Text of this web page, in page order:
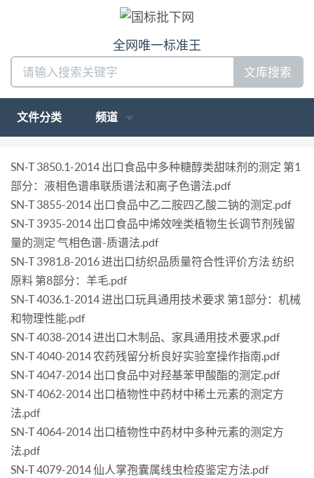
全网唯一标准王
文库搜索
文件分类 频道
SN-T 3850.1-2014 出口食品中多种糖醇类甜味剂的测定 第1
部分：液相色谱串联质谱法和离子色谱法.pdf
SN-T 3855-2014 出口食品中乙二胺四乙酸二钠的测定.pdf
SN-T 3935-2014 出口食品中烯效唑类植物生长调节剂残留
量的测定 气相色谱-质谱法.pdf
SN-T 3981.8-2016 进出口纺织品质量符合性评价方法 纺织
原料 第8部分：羊毛.pdf
SN-T 4036.1-2014 进出口玩具通用技术要求 第1部分：机械
和物理性能.pdf
SN-T 4038-2014 进出口木制品、家具通用技术要求.pdf
SN-T 4040-2014 农药残留分析良好实验室操作指南.pdf
SN-T 4047-2014 出口食品中对羟基苯甲酸酯的测定.pdf
SN-T 4062-2014 出口植物性中药材中稀土元素的测定方
法.pdf
SN-T 4064-2014 出口植物性中药材中多种元素的测定方
法.pdf
SN-T 4079-2014 仙人掌孢囊属线虫检疫鉴定方法.pdf